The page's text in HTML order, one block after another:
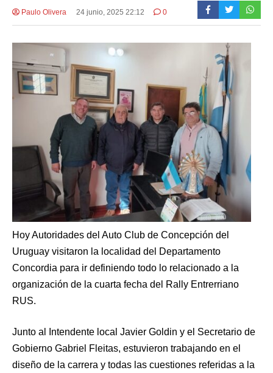
Paulo Olivera 24 junio, 2025 22:12 0
Hoy Autoridades del Auto Club de Concepción del
Uruguay visitaron la localidad del Departamento
Concordia para ir definiendo todo lo relacionado a la
organización de la cuarta fecha del Rally Entrerriano
RUS.
Junto al Intendente local Javier Goldin y el Secretario de
Gobierno Gabriel Fleitas, estuvieron trabajando en el
diseño de la carrera y todas las cuestiones referidas a la